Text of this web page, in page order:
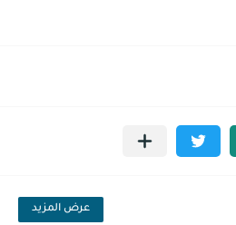
عرض المزيد